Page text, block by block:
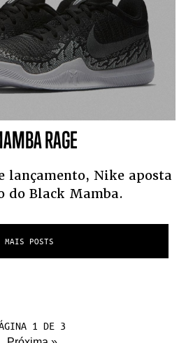
RAGE
lançamento, Nike aposta
do Black Mamba.
MAIS POSTS
1 DE 3